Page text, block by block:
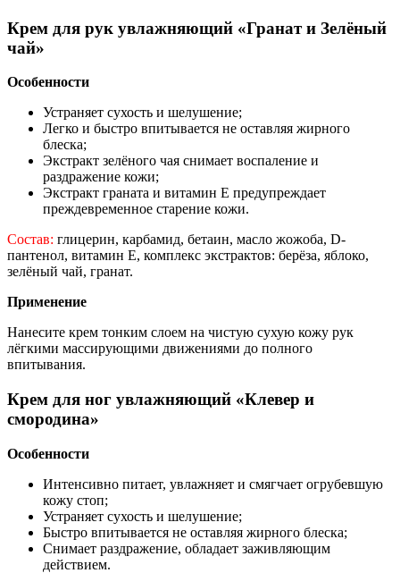
Крем для рук увлажняющий «Гранат и Зелёный
чай»
Особенности
Устраняет сухость и шелушение;
Легко и быстро впитывается не оставляя жирного
блеска;
Экстракт зелёного чая снимает воспаление и
раздражение кожи;
Экстракт граната и витамин Е предупреждает
преждевременное старение кожи.
Состав: глицерин, карбамид, бетаин, масло жожоба, D-
пантенол, витамин Е, комплекс экстрактов: берёза, яблоко,
зелёный чай, гранат.
Применение
Нанесите крем тонким слоем на чистую сухую кожу рук
лёгкими массирующими движениями до полного
впитывания.
Крем для ног увлажняющий «Клевер и
смородина»
Особенности
Интенсивно питает, увлажняет и смягчает огрубевшую
кожу стоп;
Устраняет сухость и шелушение;
Быстро впитывается не оставляя жирного блеска;
Снимает раздражение, обладает заживляющим
действием.